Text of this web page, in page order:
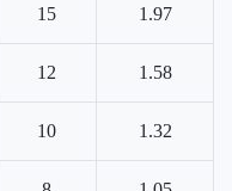
15 1.97
12 1.58
10 1.32